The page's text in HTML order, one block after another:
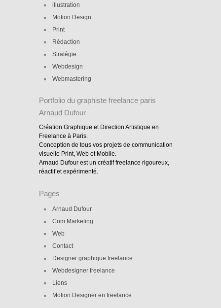
illustration
Motion Design
Print
Rédaction
Stratégie
Webdesign
Webmastering
Portfolio du graphiste freelance paris
Arnaud Dufour
Création Graphique et Direction Artistique en
Freelance à Paris.
Conception de tous vos projets de communication
visuelle Print, Web et Mobile.
Arnaud Dufour est un créatif freelance rigoureux,
réactif et expérimenté.
Pages
Arnaud Dufour
Com Marketing
Web
Contact
Designer graphique freelance
Webdesigner freelance
Liens
Motion Designer en freelance